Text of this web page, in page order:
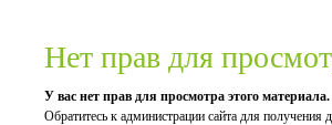
Нет прав для
У вас нет прав для просмотра этого материала.
Обратитесь к администрации сайта для получения